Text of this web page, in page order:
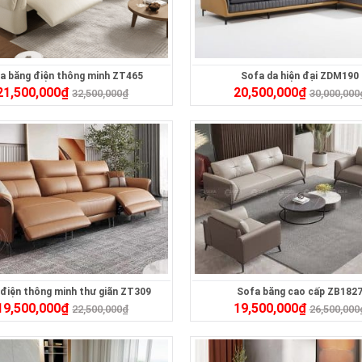
băng điện thông minh ZT465
₫ 32,500,000₫
Sofa da hiện đại ZDM190
20,500,000₫ 30,000,000
thông minh thư giãn ZT309
₫ 22,500,000₫
Sofa băng cao cấp ZB1827
19,500,000₫ 26,500,000